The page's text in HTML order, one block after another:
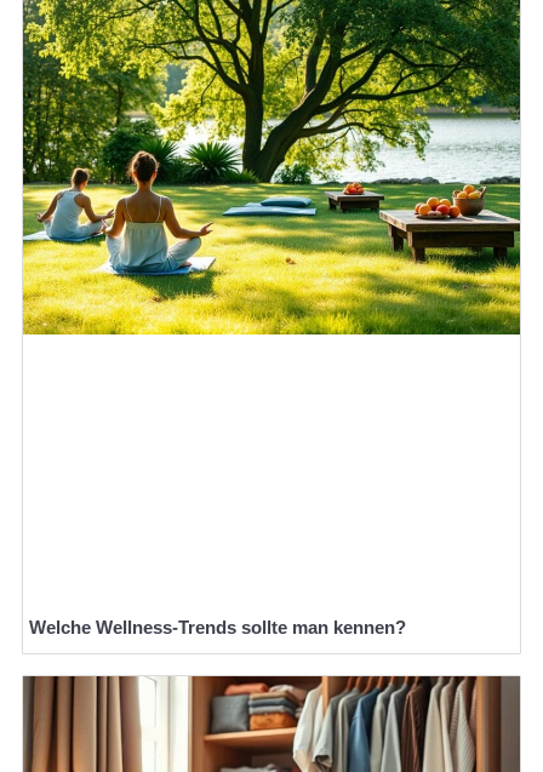
Welche Wellness-Trends sollte man kennen?